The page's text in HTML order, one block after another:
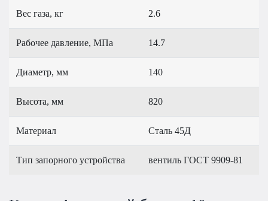
Вес газа, кг 2.6
Рабочее давление, МПа 14.7
Диаметр, мм 140
Высота, мм 820
Материал Сталь 45Д
Тип запорного устройства вентиль ГОСТ 9909-81